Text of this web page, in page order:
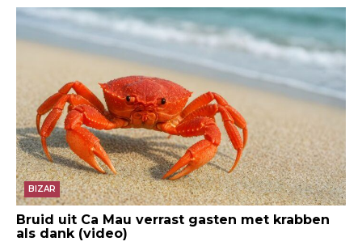
BIZAR
Bruid uit Ca Mau verrast gasten met krabben
als dank (video)